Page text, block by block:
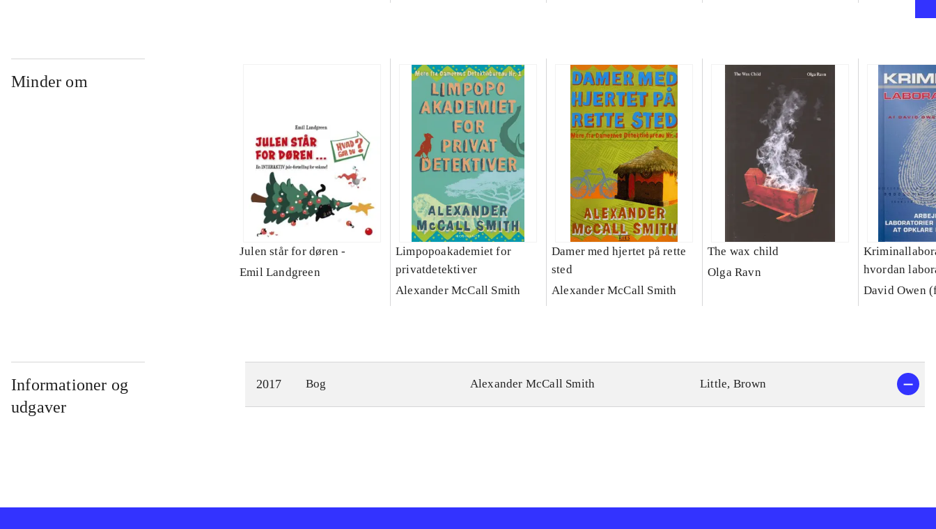
Minder om
Julen står for døren -
Emil Landgreen
Limpopoakademiet for
privatdetektiver
Alexander McCall Smith
Damer med hjertet på rette
sted
Alexander McCall Smith
The wax child
Olga Ravn
hvordan
med til at
David Owen
Informationer og
udgaver
2017 Bog Alexander McCall Smith Little, Brown